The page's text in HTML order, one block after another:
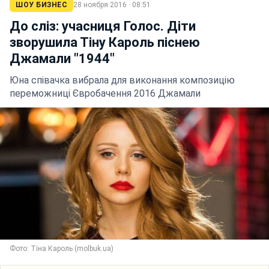
ШОУ БИЗНЕС 28 ноября 2016 · 08:51
До сліз: учасниця Голос. Діти
зворушила Тіну Кароль піснею
Джамали "1944"
Юна співачка вибрала для виконання композицію
переможниці Євробачення 2016 Джамали
Фото: Тіна Кароль (molbuk.ua)